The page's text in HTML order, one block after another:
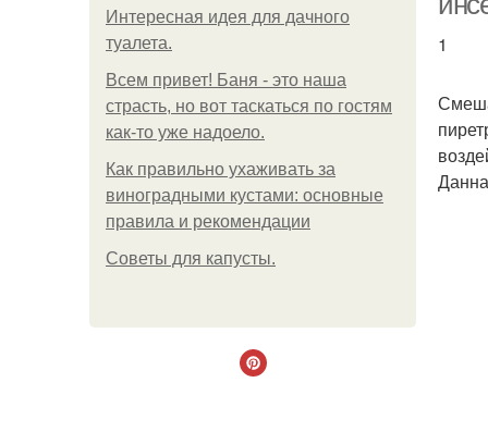
Интересная идея для дачного
туалета.
Всем привет! Баня - это наша
страсть, но вот таскаться по гостям
как-то уже надоело.
Как правильно ухаживать за
виноградными кустами: основные
правила и рекомендации
Советы для капусты.
1